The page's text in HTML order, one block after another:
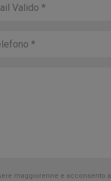
maggiorenne e acconsento al